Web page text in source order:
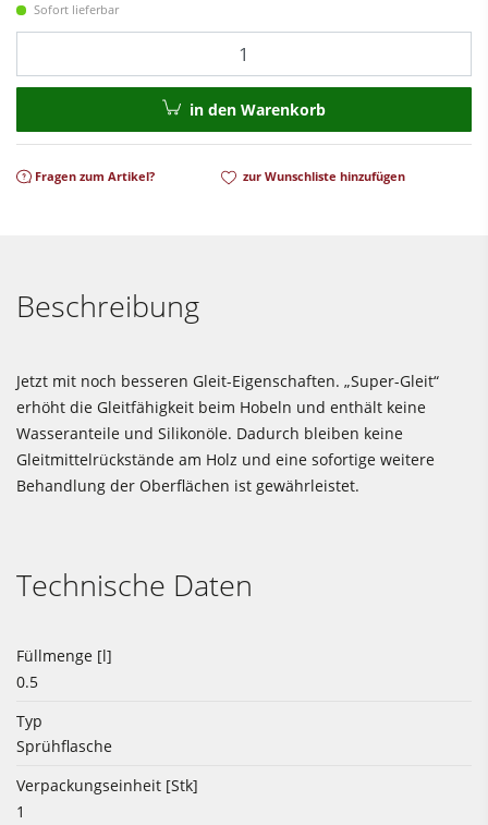
Automatisierung & Materialhandling
Sofort lieferbar
in den Warenkorb
Fragen zum Artikel? zur Wunschliste hinzufügen
Beschreibung
Jetzt mit noch besseren Gleit-Eigenschaften. „Super-Gleit“
erhöht die Gleitfähigkeit beim Hobeln und enthält keine
Wasseranteile und Silikonöle. Dadurch bleiben keine
Gleitmittelrückstände am Holz und eine sofortige weitere
Behandlung der Oberflächen ist gewährleistet.
Technische Daten
Füllmenge [l]
0.5
Typ
Sprühflasche
Verpackungseinheit [Stk]
1